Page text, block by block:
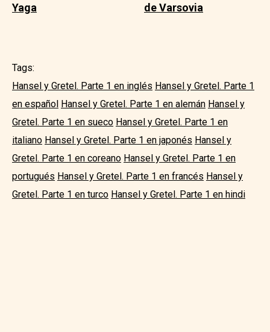
Yaga
de Varsovia
Tags:
Hansel y Gretel. Parte 1 en inglés Hansel y Gretel. Parte 1
en español Hansel y Gretel. Parte 1 en alemán Hansel y
Gretel. Parte 1 en sueco Hansel y Gretel. Parte 1 en
italiano Hansel y Gretel. Parte 1 en japonés Hansel y
Gretel. Parte 1 en coreano Hansel y Gretel. Parte 1 en
portugués Hansel y Gretel. Parte 1 en francés Hansel y
Gretel. Parte 1 en turco Hansel y Gretel. Parte 1 en hindi